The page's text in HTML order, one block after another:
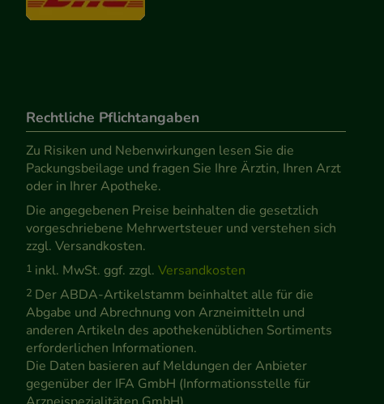
Rechtliche Pflichtangaben
Zu Risiken und Nebenwirkungen lesen Sie die
Packungsbeilage und fragen Sie Ihre Ärztin, Ihren Arzt
oder in Ihrer Apotheke.
Die angegebenen Preise beinhalten die gesetzlich
vorgeschriebene Mehrwertsteuer und verstehen sich
zzgl. Versandkosten.
1 inkl. MwSt. ggf. zzgl. Versandkosten
2 Der ABDA-Artikelstamm beinhaltet alle für die
Abgabe und Abrechnung von Arzneimitteln und
anderen Artikeln des apothekenüblichen Sortiments
erforderlichen Informationen.
Die Daten basieren auf Meldungen der Anbieter
gegenüber der IFA GmbH (Informationsstelle für